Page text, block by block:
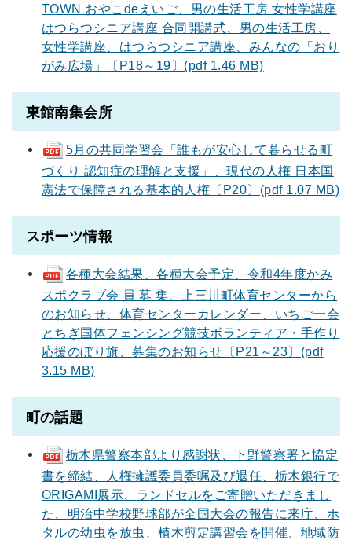
TOWN おやこdeえいご、男の生活工房 女性学講座
はつらつシニア講座 合同開講式、男の生活工房、
女性学講座、はつらつシニア講座、みんなの「おり
がみ広場」〔P18～19〕(pdf 1.46 MB)
東館南集会所
5月の共同学習会「誰もが安心して暮らせる町
づくり 認知症の理解と支援」、現代の人権 日本国
憲法で保障される基本的人権〔P20〕(pdf 1.07 MB)
スポーツ情報
各種大会結果、各種大会予定、令和4年度かみ
スポクラブ会 員 募 集、上三川町体育センターから
のお知らせ、体育センターカレンダー、いちご一会
とちぎ国体フェンシング競技ボランティア・手作り
応援のぼり旗、募集のお知らせ〔P21～23〕(pdf
3.15 MB)
町の話題
栃木県警察本部より感謝状、下野警察署と協定
書を締結、人権擁護委員委嘱及び退任、栃木銀行で
ORIGAMI展示、ランドセルをご寄贈いただきまし
た、明治中学校野球部が全国大会の報告に来庁、ホ
タルの幼虫を放虫、植木剪定講習会を開催、地域防